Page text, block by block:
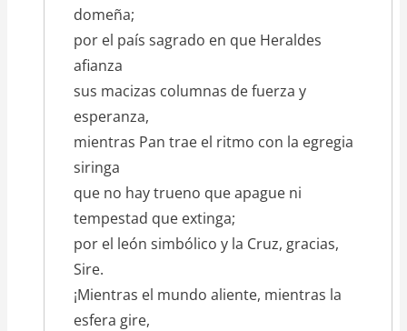
domeña;
por el país sagrado en que Heraldes
afianza
sus macizas columnas de fuerza y
esperanza,
mientras Pan trae el ritmo con la egregia
siringa
que no hay trueno que apague ni
tempestad que extinga;
por el león simbólico y la Cruz, gracias,
Sire.
¡Mientras el mundo aliente, mientras la
esfera gire,